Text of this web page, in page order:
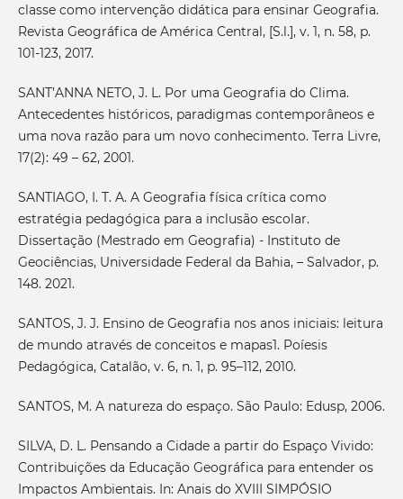
classe como intervenção didática para ensinar Geografia.
Revista Geográfica de América Central, [S.l.], v. 1, n. 58, p.
101-123, 2017.
SANT’ANNA NETO, J. L. Por uma Geografia do Clima.
Antecedentes históricos, paradigmas contemporâneos e
uma nova razão para um novo conhecimento. Terra Livre,
17(2): 49 – 62, 2001.
SANTIAGO, I. T. A. A Geografia física crítica como
estratégia pedagógica para a inclusão escolar.
Dissertação (Mestrado em Geografia) - Instituto de
Geociências, Universidade Federal da Bahia, – Salvador, p.
148. 2021.
SANTOS, J. J. Ensino de Geografia nos anos iniciais: leitura
de mundo através de conceitos e mapas1. Poíesis
Pedagógica, Catalão, v. 6, n. 1, p. 95–112, 2010.
SANTOS, M. A natureza do espaço. São Paulo: Edusp, 2006.
SILVA, D. L. Pensando a Cidade a partir do Espaço Vivido:
Contribuições da Educação Geográfica para entender os
Impactos Ambientais. In: Anais do XVIII SIMPÓSIO